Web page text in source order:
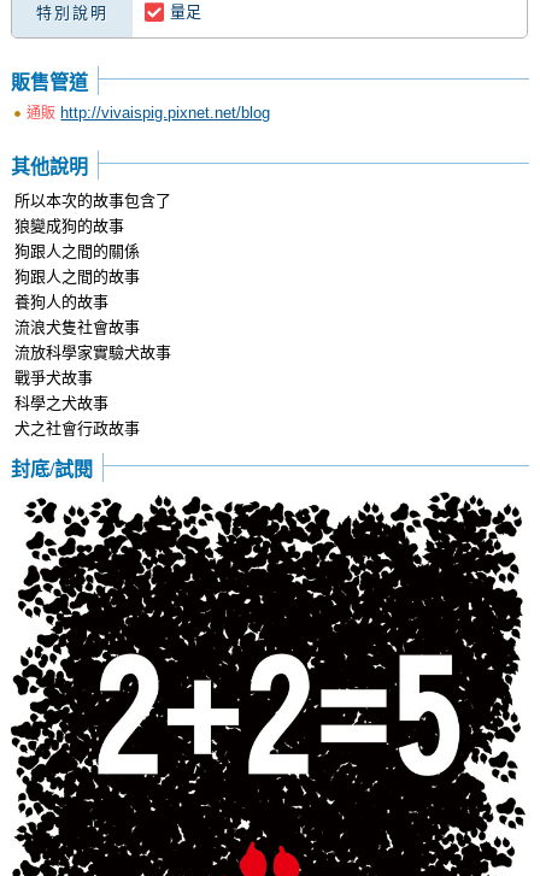
特別說明 量足
販售管道
通販 http://vivaispig.pixnet.net/blog
其他說明
所以本次的故事包含了
狼變成狗的故事
狗跟人之間的關係
狗跟人之間的故事
養狗人的故事
流浪犬隻社會故事
流放科學家實驗犬故事
戰爭犬故事
科學之犬故事
犬之社會行政故事
封底/試閱